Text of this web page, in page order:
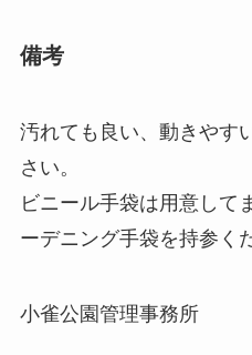
備考
汚れても良い、動きやす
さい。
ビニール手袋は用意して
ーデニング手袋を持参く
小雀公園管理事務所